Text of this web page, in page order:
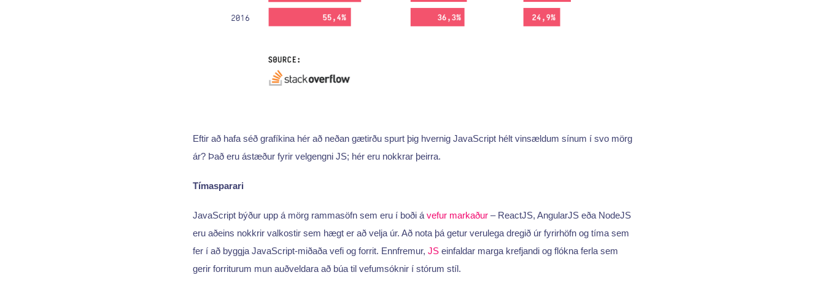
Eftir að hafa séð grafíkina hér að neðan gætirðu spurt þig hvernig JavaScript hélt vinsældum sínum í svo mörg
ár? Það eru ástæður fyrir velgengni JS; hér eru nokkrar þeirra.
Tímasparari
JavaScript býður upp á mörg rammasöfn sem eru í boði á vefur markaður– ReactJS, AngularJS eða NodeJS
eru aðeins nokkrir valkostir sem hægt er að velja úr. Að nota þá getur verulega dregið úr fyrirhöfn og tíma sem
fer í að byggja JavaScript-miðaða vefi og forrit. Ennfremur, JSeinfaldar marga krefjandi og flókna ferla sem
gerir forriturum mun auðveldara að búa til vefumsóknir í stórum stíl.